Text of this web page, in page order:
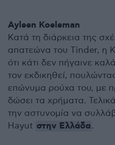
Ayleen Koeleman
Κατά τη διάρκεια της
απατεώνα του Τinder, η
ότι κάτι δεν πήγαινε
τον εκδικηθεί,
επώνυμα ρούχα του, με
δώσει τα χρήματα.
την αστυνομία να
Hayut στην Ελλάδα.